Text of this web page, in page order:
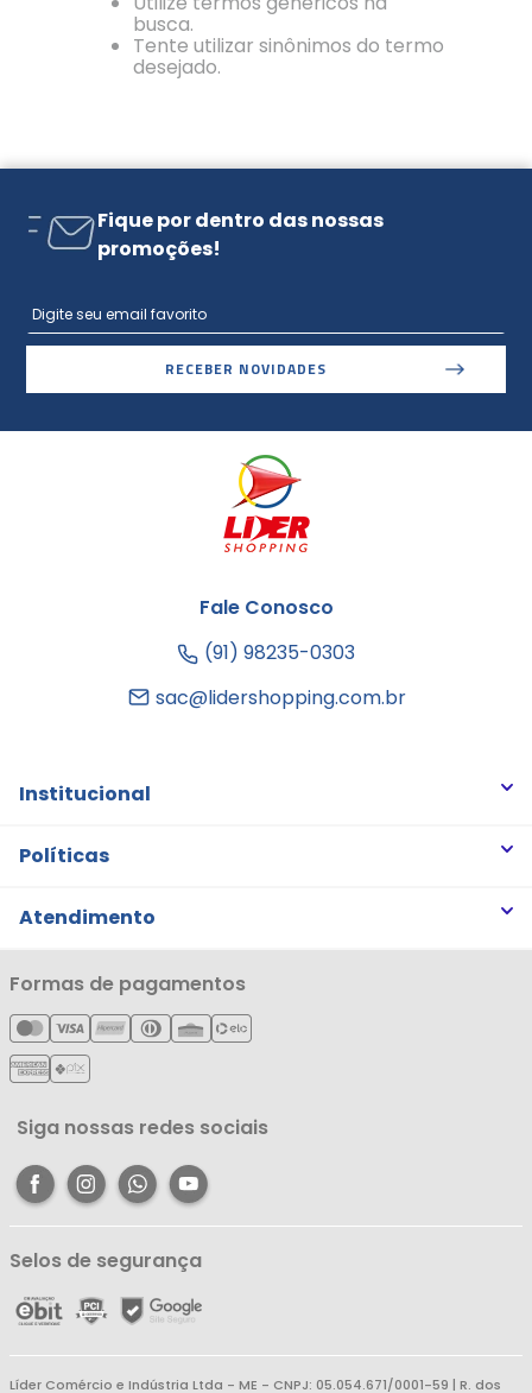
busca.
Tente utilizar sinônimos do termo
desejado.
Fique por dentro das nossas
promoções!
RECEBER NOVIDADES
Fale Conosco
(91) 98235-0303
sac@lidershopping.com.br
Institucional
Quem somos
Notícias
Cartão Líderzan
Políticas
Trocas e Devoluções
Política de Privacidade
Política de Entrega
Política de Reembolso
Atendimento
Minha Conta
Meus Pedidos
Meus Favoritos
Central de Atendimento
Formas de pagamentos
Siga nossas redes sociais
Selos de segurança
Líder Comércio e Indústria Ltda - ME - CNPJ: 05.054.671/0001-59 | R. dos